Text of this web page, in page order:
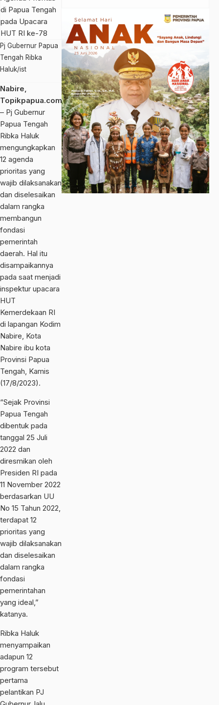
Pj Gubernur Papua
Tengah Ribka
Haluk/ist
Nabire,
Topikpapua.com,
– Pj Gubernur
Papua Tengah
Ribka Haluk
mengungkapkan
12 agenda
prioritas yang
wajib dilaksanakan
dan diselesaikan
dalam rangka
membangun
fondasi
pemerintah
daerah. Hal itu
disampaikannya
pada saat menjadi
inspektur upacara
HUT
Kemerdekaan RI
di lapangan Kodim
Nabire, Kota
Nabire ibu kota
Provinsi Papua
Tengah, Kamis
(17/8/2023).
“Sejak Provinsi
Papua Tengah
dibentuk pada
tanggal 25 Juli
2022 dan
diresmikan oleh
Presiden RI pada
11 November 2022
berdasarkan UU
No 15 Tahun 2022,
terdapat 12
prioritas yang
wajib dilaksanakan
dan diselesaikan
dalam rangka
fondasi
pemerintahan
yang ideal,”
katanya.
Ribka Haluk
menyampaikan
adapun 12
program tersebut
pertama
pelantikan PJ